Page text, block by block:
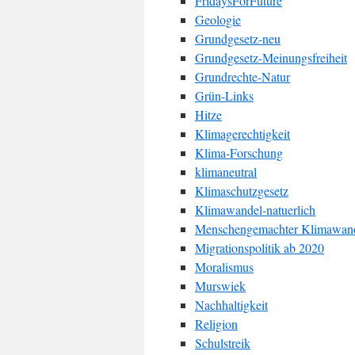
Geologie
Grundgesetz-neu
Grundgesetz-Meinungsfreiheit
Grundrechte-Natur
Grün-Links
Hitze
Klimagerechtigkeit
Klima-Forschung
klimaneutral
Klimaschutzgesetz
Klimawandel-natuerlich
Menschengemachter
Migrationspolitik ab 2020
Moralismus
Murswiek
Nachhaltigkeit
Religion
Schulstreik